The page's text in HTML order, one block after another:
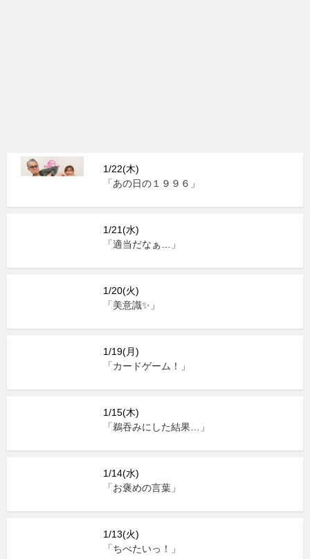
1/22(木)
「あの日の１９９６」
1/21(水)
「適当だなぁ…」
1/20(火)
「美意識✨」
1/19(月)
「カードゲーム！」
1/15(木)
「鵜吞みにした結果…」
1/14(水)
「お褒めの言葉」
1/13(火)
「ちべたいっ！」